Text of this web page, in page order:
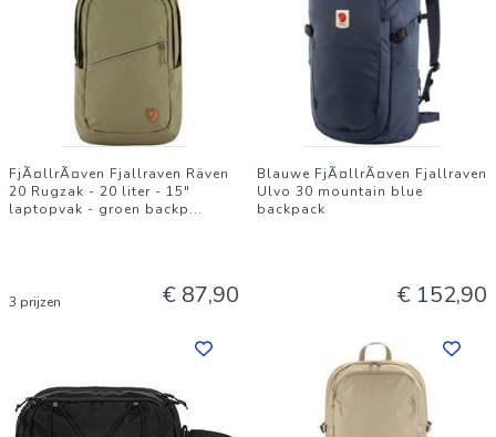
FjÃ¤llrÃ¤ven Fjallraven Räven
20 Rugzak - 20 liter - 15"
laptopvak - groen backp...
3 prijzen € 87,90
Blauwe FjÃ¤llrÃ¤ven Fjallraven
Ulvo 30 mountain blue
backpack
€ 152,90